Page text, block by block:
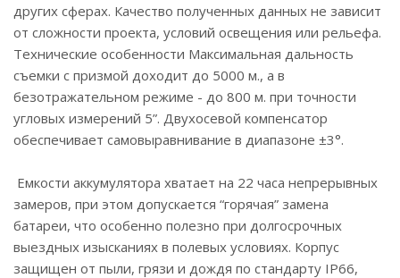
других сферах. Качество полученных данных не зависит
от сложности проекта, условий освещения или рельефа.
Технические особенности Максимальная дальность
съемки с призмой доходит до 5000 м., а в
безотражательном режиме - до 800 м. при точности
угловых измерений 5”. Двухосевой компенсатор
обеспечивает самовыравнивание в диапазоне ±3°.
Емкости аккумулятора хватает на 22 часа непрерывных
замеров, при этом допускается “горячая” замена
батареи, что особенно полезно при долгосрочных
выездных изысканиях в полевых условиях. Корпус
защищен от пыли, грязи и дождя по стандарту IP66,